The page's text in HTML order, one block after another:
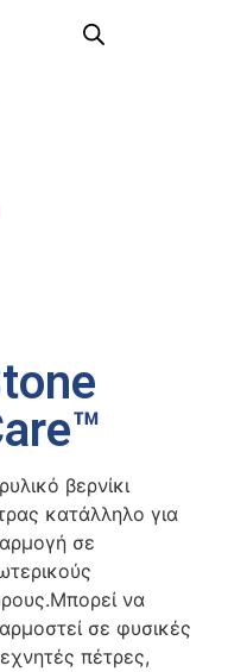
βερνίκι
κατάλληλο για
σε
να
σε φυσικές
πέτρες,